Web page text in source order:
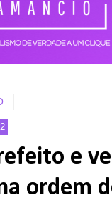
e
ordem